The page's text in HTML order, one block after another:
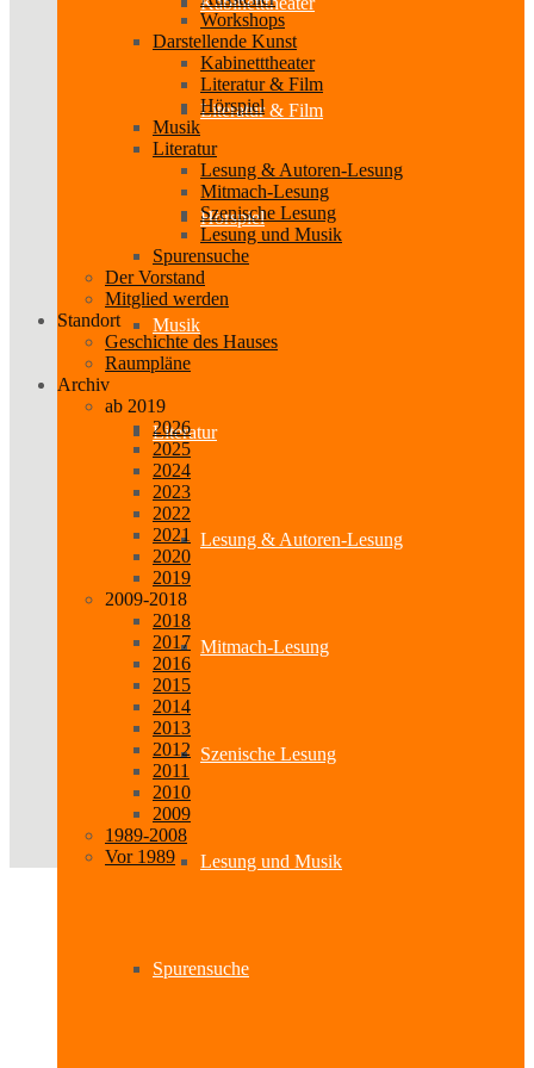
Literatur & Film
Hörspiel
Musik
Literatur
Lesung & Autoren-Lesung
Mitmach-Lesung
Szenische Lesung
Lesung und Musik
Spurensuche
Workshops
Darstellende Kunst
Kabinetttheater
Literatur & Film
Hörspiel
Musik
Literatur
Lesung & Autoren-Lesung
Mitmach-Lesung
Szenische Lesung
Lesung und Musik
Spurensuche
Der Vorstand
Mitglied werden
Standort
Geschichte des Hauses
Raumpläne
Archiv
ab 2019
2026
2025
2024
2023
2022
2021
2020
2019
2009-2018
2018
2017
2016
2015
2014
2013
2012
2011
2010
2009
1989-2008
Vor 1989